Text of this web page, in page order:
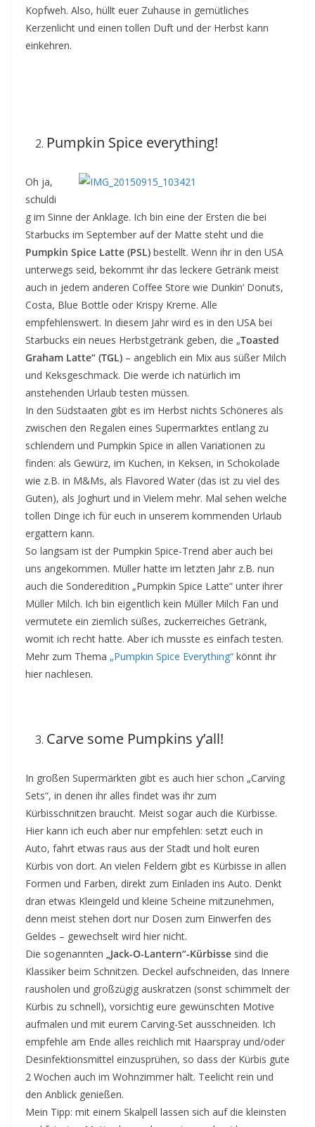
Kopfweh. Also, hüllt euer Zuhause in gemütliches
Kerzenlicht und einen tollen Duft und der Herbst kann
einkehren.
Pumpkin Spice everything!
Oh ja,
schuldi
g im Sinne der Anklage. Ich bin eine der Ersten die bei
Starbucks im September auf der Matte steht und die
Pumpkin Spice Latte (PSL) bestellt. Wenn ihr in den USA
unterwegs seid, bekommt ihr das leckere Getränk meist
auch in jedem anderen Coffee Store wie Dunkin‘ Donuts,
Costa, Blue Bottle oder Krispy Kreme. Alle
empfehlenswert. In diesem Jahr wird es in den USA bei
Starbucks ein neues Herbstgetränk geben, die „Toasted
Graham Latte“ (TGL) – angeblich ein Mix aus süßer Milch
und Keksgeschmack. Die werde ich natürlich im
anstehenden Urlaub testen müssen.
In den Südstaaten gibt es im Herbst nichts Schöneres als
zwischen den Regalen eines Supermarktes entlang zu
schlendern und Pumpkin Spice in allen Variationen zu
finden: als Gewürz, im Kuchen, in Keksen, in Schokolade
wie z.B. in M&Ms, als Flavored Water (das ist zu viel des
Guten), als Joghurt und in Vielem mehr. Mal sehen welche
tollen Dinge ich für euch in unserem kommenden Urlaub
ergattern kann.
So langsam ist der Pumpkin Spice-Trend aber auch bei
uns angekommen. Müller hatte im letzten Jahr z.B. nun
auch die Sonderedition „Pumpkin Spice Latte“ unter ihrer
Müller Milch. Ich bin eigentlich kein Müller Milch Fan und
vermutete ein ziemlich süßes, zuckerreiches Getränk,
womit ich recht hatte. Aber ich musste es einfach testen.
Mehr zum Thema „Pumpkin Spice Everything“ könnt ihr
hier nachlesen.
Carve some Pumpkins y’all!
In großen Supermärkten gibt es auch hier schon „Carving
Sets“, in denen ihr alles findet was ihr zum
Kürbisschnitzen braucht. Meist sogar auch die Kürbisse.
Hier kann ich euch aber nur empfehlen: setzt euch in
Auto, fahrt etwas raus aus der Stadt und holt euren
Kürbis von dort. An vielen Feldern gibt es Kürbisse in allen
Formen und Farben, direkt zum Einladen ins Auto. Denkt
dran etwas Kleingeld und kleine Scheine mitzunehmen,
denn meist stehen dort nur Dosen zum Einwerfen des
Geldes – gewechselt wird hier nicht.
Die sogenannten „Jack-O-Lantern“-Kürbisse sind die
Klassiker beim Schnitzen. Deckel aufschneiden, das Innere
rausholen und großzügig auskratzen (sonst schimmelt der
Kürbis zu schnell), vorsichtig eure gewünschten Motive
aufmalen und mit eurem Carving-Set ausschneiden. Ich
empfehle am Ende alles reichlich mit Haarspray und/oder
Desinfektionsmittel einzusprühen, so dass der Kürbis gute
2 Wochen auch im Wohnzimmer hält. Teelicht rein und
den Anblick genießen.
Mein Tipp: mit einem Skalpell lassen sich auf die kleinsten